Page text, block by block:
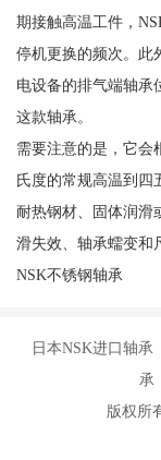
期接触高温工件，
停机更换的频次。此
电设备的排气端轴承
这款轴承。
需要注意的是，它会
氏度的常规高温到四
耐热钢材、固体润滑
滑失效、轴承蠕变和
NSK不锈钢轴承
日本NSK进口轴
承
版权所